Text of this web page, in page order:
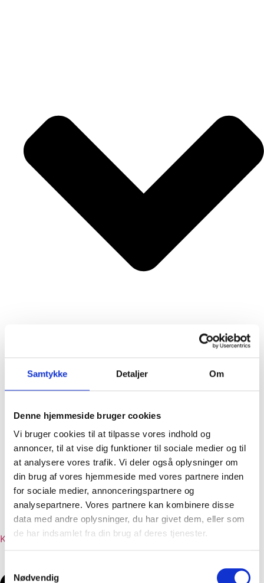
Samtykke Detaljer Om
Denne hjemmeside bruger cookies
Vi bruger cookies til at tilpasse vores indhold og
annoncer, til at vise dig funktioner til sociale medier og til
at analysere vores trafik. Vi deler også oplysninger om
din brug af vores hjemmeside med vores partnere inden
for sociale medier, annonceringspartnere og
analysepartnere. Vores partnere kan kombinere disse
data med andre oplysninger, du har givet dem, eller som
de har indsamlet fra din brug af deres tjenester.
Nødvendig
Menuforslag
Dansk frokost
Traditionel og klassisk julefrokost
Klassiske hverdagsretter
Moderne hverdagsretter
Begravelse
Referencer
Job hos Dinesens
Kontakt